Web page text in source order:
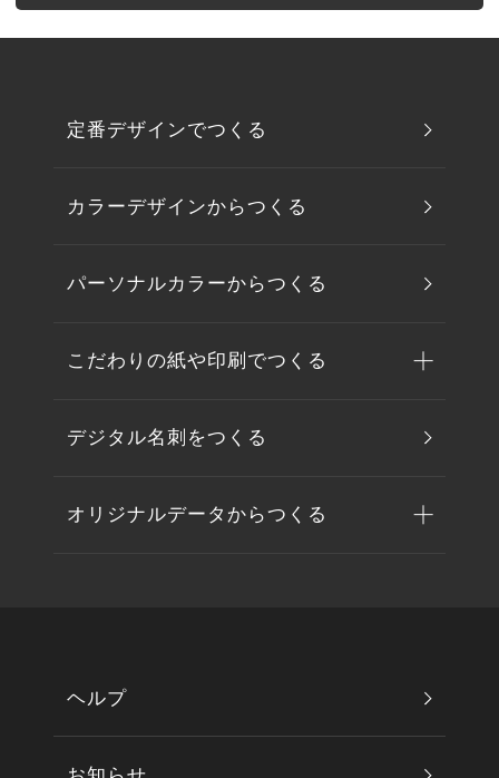
定番デザインでつくる
カラーデザインからつくる
パーソナルカラーからつくる
こだわりの紙や印刷でつくる
デジタル名刺をつくる
オリジナルデータからつくる
ヘルプ